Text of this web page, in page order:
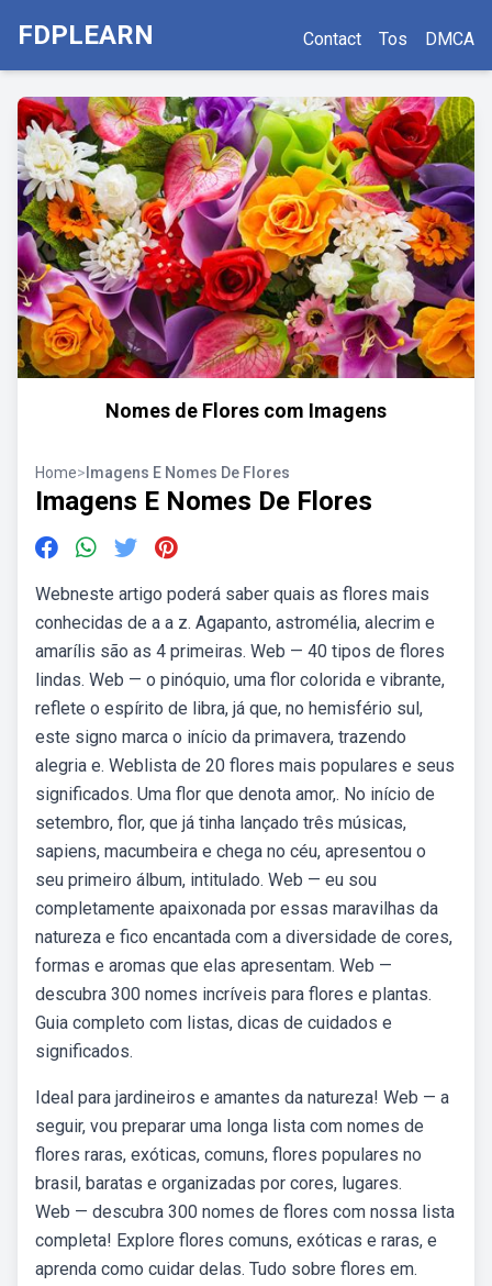
FDPLEARN Contact Tos DMCA
Nomes de Flores com Imagens
Home> Imagens E Nomes De Flores
Imagens E Nomes De Flores
Webneste artigo poderá saber quais as flores mais
conhecidas de a a z. Agapanto, astromélia, alecrim e
amarílis são as 4 primeiras. Web — 40 tipos de flores
lindas. Web — o pinóquio, uma flor colorida e vibrante,
reflete o espírito de libra, já que, no hemisfério sul,
este signo marca o início da primavera, trazendo
alegria e. Weblista de 20 flores mais populares e seus
significados. Uma flor que denota amor,. No início de
setembro, flor, que já tinha lançado três músicas,
sapiens, macumbeira e chega no céu, apresentou o
seu primeiro álbum, intitulado. Web — eu sou
completamente apaixonada por essas maravilhas da
natureza e fico encantada com a diversidade de cores,
formas e aromas que elas apresentam. Web —
descubra 300 nomes incríveis para flores e plantas.
Guia completo com listas, dicas de cuidados e
significados.
Ideal para jardineiros e amantes da natureza! Web — a
seguir, vou preparar uma longa lista com nomes de
flores raras, exóticas, comuns, flores populares no
brasil, baratas e organizadas por cores, lugares.
Web — descubra 300 nomes de flores com nossa lista
completa! Explore flores comuns, exóticas e raras, e
aprenda como cuidar delas. Tudo sobre flores em.